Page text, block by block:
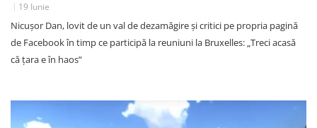
19 Iunie
Nicușor Dan, lovit de un val de dezamăgire și critici pe propria pagină
de Facebook în timp ce participă la reuniuni la Bruxelles: „Treci acasă
că țara e în haos”